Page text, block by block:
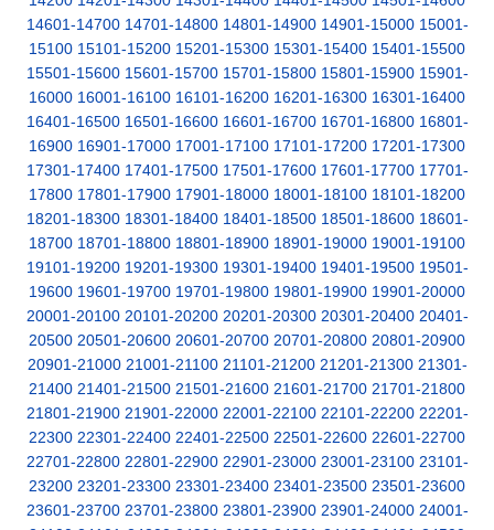
14601-14700 14701-14800 14801-14900 14901-15000 15001-
15100 15101-15200 15201-15300 15301-15400 15401-15500
15501-15600 15601-15700 15701-15800 15801-15900 15901-
16000 16001-16100 16101-16200 16201-16300 16301-16400
16401-16500 16501-16600 16601-16700 16701-16800 16801-
16900 16901-17000 17001-17100 17101-17200 17201-17300
17301-17400 17401-17500 17501-17600 17601-17700 17701-
17800 17801-17900 17901-18000 18001-18100 18101-18200
18201-18300 18301-18400 18401-18500 18501-18600 18601-
18700 18701-18800 18801-18900 18901-19000 19001-19100
19101-19200 19201-19300 19301-19400 19401-19500 19501-
19600 19601-19700 19701-19800 19801-19900 19901-20000
20001-20100 20101-20200 20201-20300 20301-20400 20401-
20500 20501-20600 20601-20700 20701-20800 20801-20900
20901-21000 21001-21100 21101-21200 21201-21300 21301-
21400 21401-21500 21501-21600 21601-21700 21701-21800
21801-21900 21901-22000 22001-22100 22101-22200 22201-
22300 22301-22400 22401-22500 22501-22600 22601-22700
22701-22800 22801-22900 22901-23000 23001-23100 23101-
23200 23201-23300 23301-23400 23401-23500 23501-23600
23601-23700 23701-23800 23801-23900 23901-24000 24001-